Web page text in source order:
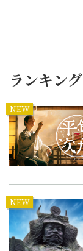
ランキング
NEW
NEW